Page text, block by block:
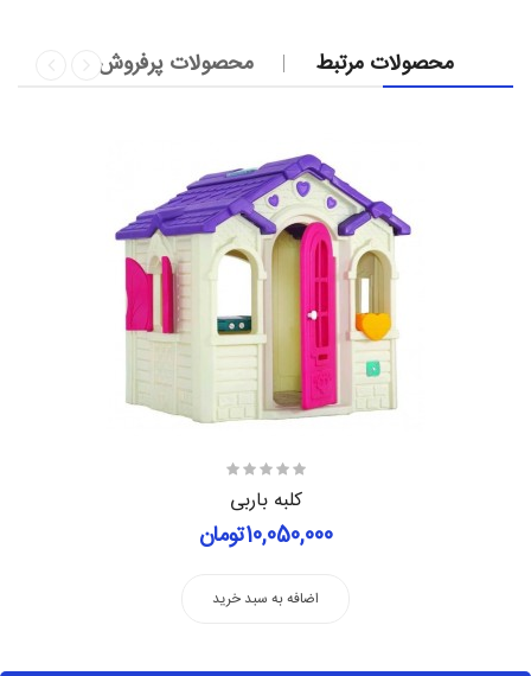
محصولات مرتبط محصولات پرفروش
کلبه باربی
10,050,000تومان
اضافه به سبد خرید